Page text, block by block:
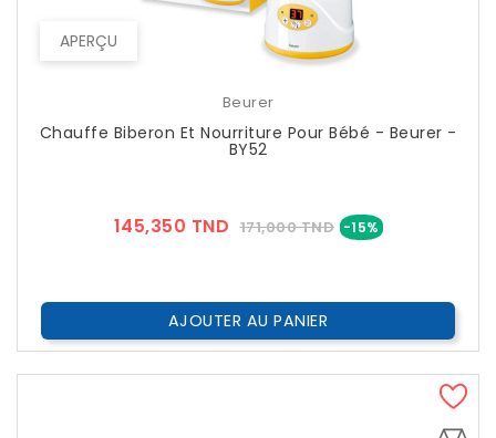
APERÇU
Beurer
Chauffe Biberon Et Nourriture Pour Bébé - Beurer -
BY52
145,350 TND Prix
171,000 TND -15% Prix
AJOUTER AU PANIER